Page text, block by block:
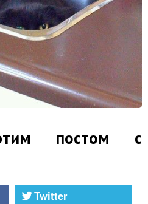
постом с
Twitter